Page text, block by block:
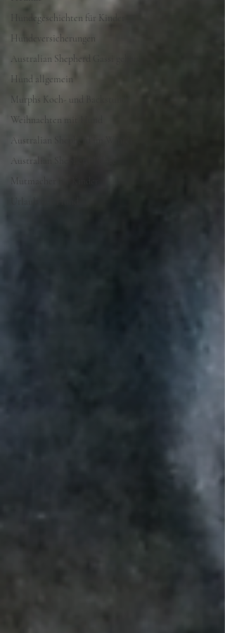
Hundegeschichten für Kinder
Hundeversicherungen
Australian Shepherd Gassi gehen
Hund allgemein
Murphs Koch- und Backstunde
Weihnachten mit Hund
Australian Shepherd im Winter
Australian Shepherd Pflege
Mutmacher für Kinder